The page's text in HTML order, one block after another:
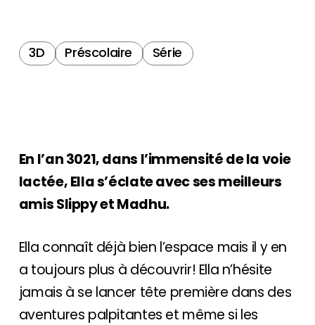
3D Préscolaire Série
En l’an 3021, dans l’immensité de la voie
lactée, Ella s’éclate avec ses meilleurs
amis Slippy et Madhu.
Ella connaît déjà bien l’espace mais il y en
a toujours plus à découvrir! Ella n’hésite
jamais à se lancer tête première dans des
aventures palpitantes et même si les